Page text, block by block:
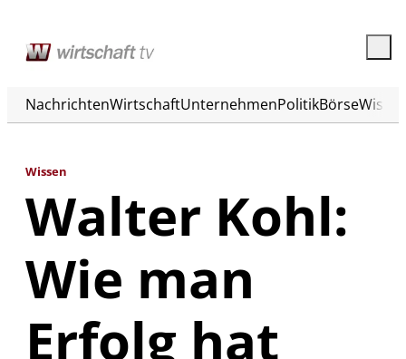
NachrichtenWirtschaftUnternehmenPolitikBörse
Wissen
Walter Kohl:
Wie man
Erfolg hat